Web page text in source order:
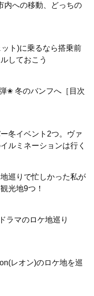
内への移動、どっちの
ト)に乗るなら搭乗前
しておこう
✬ 冬のバンフへ［目次
冬イベント2つ。ヴァ
ルミネーションは行く
巡りで忙しかった私が
光地9つ！
ラマのロケ地巡り
レオン)のロケ地を巡